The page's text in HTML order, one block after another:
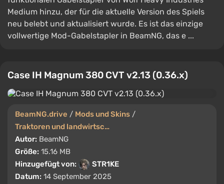
Medium hinzu, der für die aktuelle Version des Spiels
neu belebt und aktualisiert wurde. Es ist das einzige
vollwertige Mod-Gabelstapler in BeamNG, das e ...
Case IH Magnum 380 CVT v2.13 (0.36.x)
BeamNG.drive / Mods und Skins /
Traktoren und landwirtschaftliche Maschinen
Autor: BeamNG
Größe: 15.16 MB
Hinzugefügt von:
STR1KE
Datum: 14 September 2025